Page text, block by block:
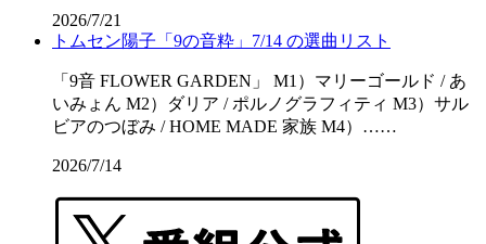
2026/7/21
トムセン陽子「9の音粋」7/14 の選曲リスト
「9音 FLOWER GARDEN」 M1）マリーゴールド / あ
いみょん M2）ダリア / ポルノグラフィティ M3）サル
ビアのつぼみ / HOME MADE 家族 M4）……
2026/7/14